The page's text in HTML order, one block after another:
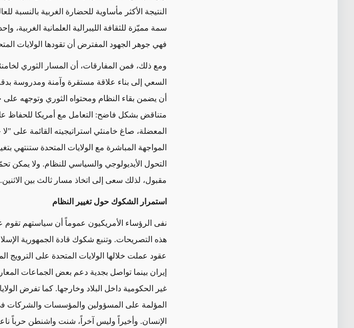
النتيجة الأكثر مأساوية للحضارة الغربية بالنسبة
سمة مميّزة للثقافة الليبرالية العلمانية الغربية،
فهي جوهر الجهود المفترض أن تقودها الولايات
ومع ذلك، فمن المفارقات، أن المسار الثوري
السعي إلى بناء علاقة مستقرة وآمنة ومدروسة بدقة
أن يضمن بقاء النظام ومحتواه الثوري وتوجهه
متناقض بشكل فاضح: التعامل مع أمريكا للحفاظ
المعضلة، صاغ خامنئي استراتيجيته القائمة على
المواجهة المباشرة مع الولايات المتحدة ستنتهي
التحول الأيديولوجي والسياسي للنظام. ولا يمكن
مقبول، لذلك سعى إلى اتخاذ مسار ثالث بين الاثنين.
استمرار الشكوك حول تغيير النظام
نفى الرؤساء الأمريكيون عموماً أن سياستهم تقوم
هذه التصريحات. وتنبع شكوك قادة الجمهورية
عقود عملت خلالها الولايات المتحدة على الترويج
إيران بينما تواصل بجدية دعم بعض الجماعات
غير الحكومية داخل البلاد وخارجها. كما تفرض
المؤلمة على المسؤولين والمؤسسات والشركات
الإنسان. وأخيراً وليس آخراً، شنت واشنطن حرباً